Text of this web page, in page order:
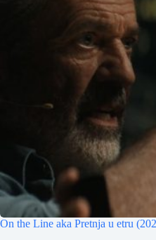
On the Line aka Pretnja u etru